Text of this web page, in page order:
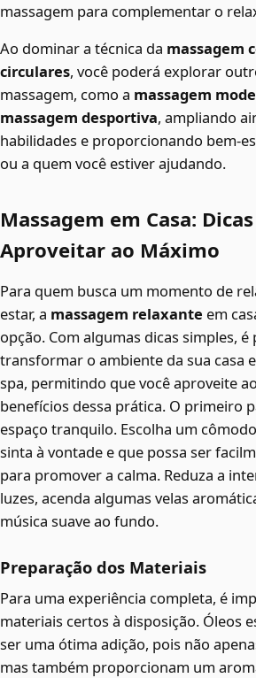
massagem para complementar o
Ao dominar a técnica da massagem
circulares, você poderá explorar
massagem, como a massagem
massagem desportiva, ampliando
habilidades e proporcionando bem-
ou a quem você estiver ajudando.
Massagem em Casa:
Aproveitar ao Máximo
Para quem busca um momento de
estar, a massagem relaxante em
opção. Com algumas dicas simples, é
transformar o ambiente da sua casa
spa, permitindo que você aproveite
benefícios dessa prática. O primeiro
espaço tranquilo. Escolha um
sinta à vontade e que possa ser
para promover a calma. Reduza a
luzes, acenda algumas velas
música suave ao fundo.
Preparação dos Materiais
Para uma experiência completa, é
materiais certos à disposição. Óleos
ser uma ótima adição, pois não
mas também proporcionam um